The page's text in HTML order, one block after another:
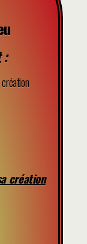
:
création